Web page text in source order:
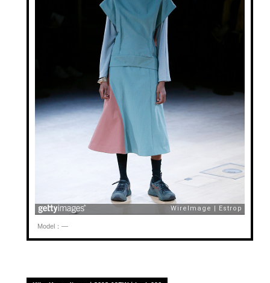
Model：—